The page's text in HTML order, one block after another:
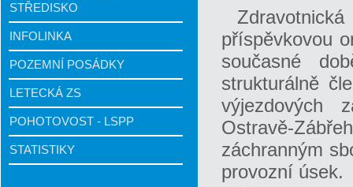
STŘEDISKO
INFOLINKA
POZEMNÍ POSÁDKY
LETECKÁ ZS
POHOTOVOST - LSPP
STATISTIKY
příspěvkovou
současné
strukturálně
výjezdových
Ostravě-
záchranným
provozní úsek.